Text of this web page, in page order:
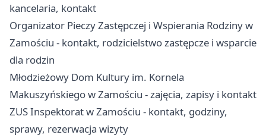
kancelaria, kontakt
Organizator Pieczy Zastępczej i Wspierania Rodziny w
Zamościu - kontakt, rodzicielstwo zastępcze i wsparcie
dla rodzin
Młodzieżowy Dom Kultury im. Kornela
Makuszyńskiego w Zamościu - zajęcia, zapisy i kontakt
ZUS Inspektorat w Zamościu - kontakt, godziny,
sprawy, rezerwacja wizyty